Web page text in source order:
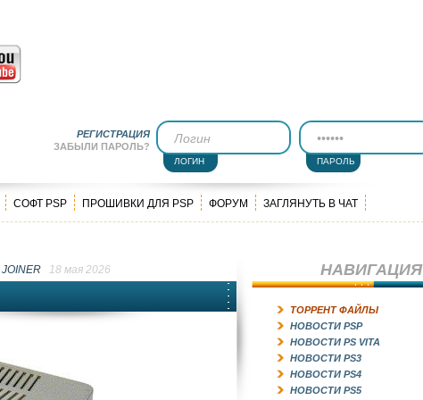
РЕГИСТРАЦИЯ
ЗАБЫЛИ ПАРОЛЬ?
ЛОГИН ПАРОЛЬ
СОФТ PSP ПРОШИВКИ ДЛЯ PSP ФОРУМ ЗАГЛЯНУТЬ В ЧАТ
JOINER 18 мая 2026 НАВИГАЦИЯ
ТОРРЕНТ ФАЙЛЫ
НОВОСТИ PSP
НОВОСТИ PS VITA
НОВОСТИ PS3
НОВОСТИ PS4
НОВОСТИ PS5